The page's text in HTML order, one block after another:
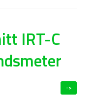
IRT-C
->